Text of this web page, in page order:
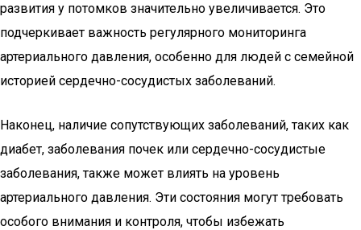
развития у потомков значительно увеличивается. Это
подчеркивает важность регулярного мониторинга
артериального давления, особенно для людей с семейной
историей сердечно-сосудистых заболеваний.
Наконец, наличие сопутствующих заболеваний, таких как
диабет, заболевания почек или сердечно-сосудистые
заболевания, также может влиять на уровень
артериального давления. Эти состояния могут требовать
особого внимания и контроля, чтобы избежать